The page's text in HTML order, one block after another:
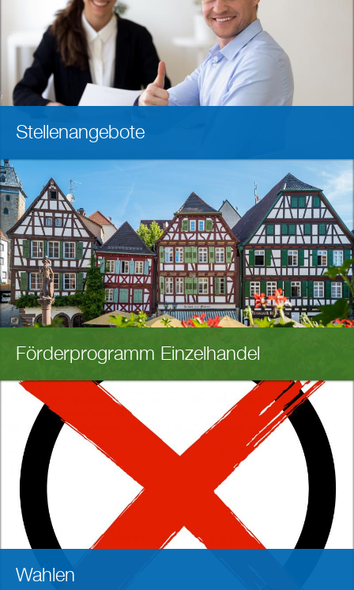
Stellenangebote
Förderprogramm Einzelhandel
Wahlen